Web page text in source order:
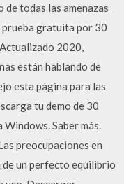
todas las amenazas
prueba gratuita por 30
2020,
están hablando de
esta página para las
tu demo de 30
Saber más.
preocupaciones en
un perfecto equilibrio